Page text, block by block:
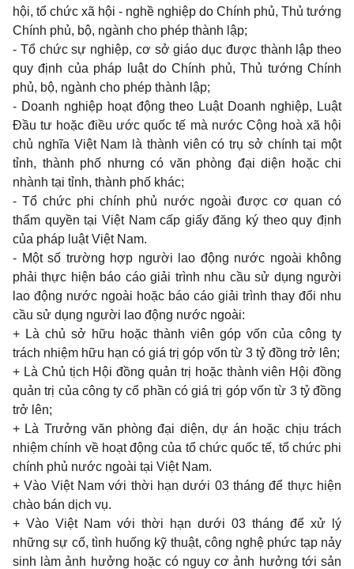
hội, tổ chức xã hội - nghề nghiệp do Chính phủ, Thủ tướng
Chính phủ, bộ, ngành cho phép thành lập;
- Tổ chức sự nghiệp, cơ sở giáo dục được thành lập theo
quyđịnh của pháp luậtdoChính phủ, Thủ tướng Chính
phủ, bộ, ngành cho phép thành lập;
- Doanh nghiệp hoạt độngtheo Luật Doanh nghiệp, Luật
Đầu tư hoặc điều ước quốc tế mà nước Cộng hoà xã hội
chủ nghĩa Việt Nam là thành viên có trụ sở chính tại một
tỉnh, thành phố nhưng có văn phòng đại diện hoặc chi
nhành tại tỉnh, thành phố khác;
-Tổ chức phichính phủ nước ngoài được cơ quancó
thẩm quyền tại Việt Namcấp giấy đăng ký theo quyđịnh
của pháp luật Việt Nam.
- Một số trường hợp người lao động nước ngoài không
phải thực hiện báo cáo giải trình nhu cầu sử dụng người
lao động nước ngoài hoặc báo cáo giải trình thay đổi nhu
cầu sử dụng người lao động nước ngoài:
+ Là chủ sở hữu hoặc thành viên góp vốn của công ty
trách nhiệm hữu hạn có giá trị góp vốn từ 3 tỷ đồng trở lên;
+ Là Chủ tịch Hội đồng quản trị hoặc thành viên Hội đồng
quản trị của côngtycổ phần có giá trị góp vốn từ 3 tỷ đồng
trở lên;
+ Là Trưởng văn phòng đại diện, dự án hoặc chịu trách
nhiệm chính về hoạt động của tổ chức quốc tế, tổ chức phi
chính phủ nước ngoài tại Việt Nam.
+Vào Việt Namvới thời hạn dưới 03tháng để thực hiện
chào bán dịch vụ.
+ Vào Việt Nam với thời hạn dưới 03 tháng để xử lý
những sự cố, tình huống kỹ thuật, công nghệ phức tạp nảy
sinh làm ảnh hưởng hoặc có nguycơ ảnh hưởng tới sản